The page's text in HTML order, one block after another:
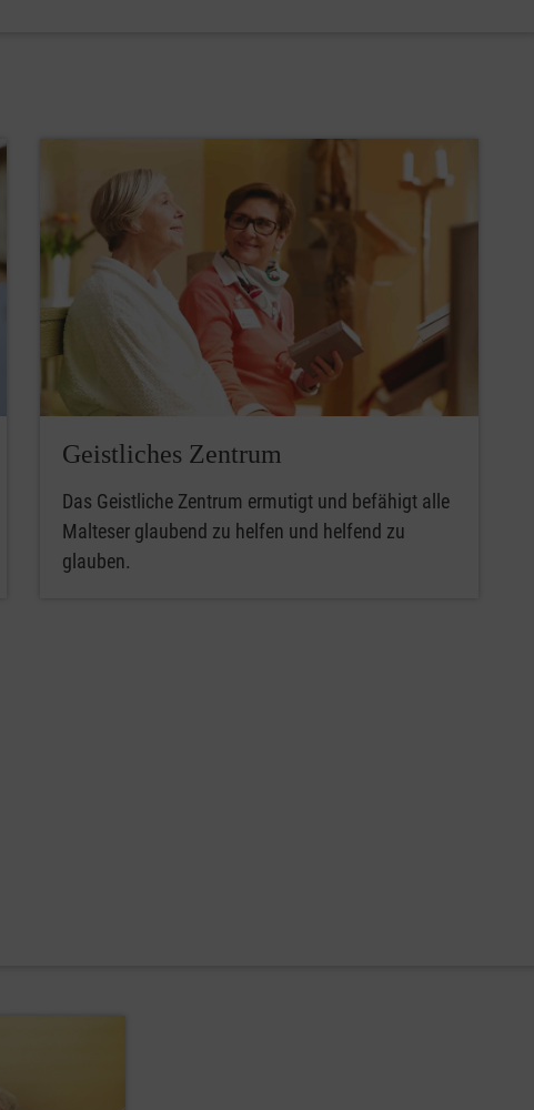
Geistliches Zentrum
Das Geistliche Zentrum ermutigt und befähigt alle
Malteser glaubend zu helfen und helfend zu
glauben.